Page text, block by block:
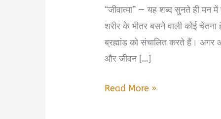
“जीवात्मा” — यह शब्द सुनते ही मन
शरीर के भीतर बसने वाली कोई
ब्रह्मांड को संचालित करते हैं। अगर
और जीवन […]
जीवात्मा
Read More »